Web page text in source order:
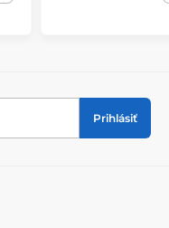
Prihlásiť